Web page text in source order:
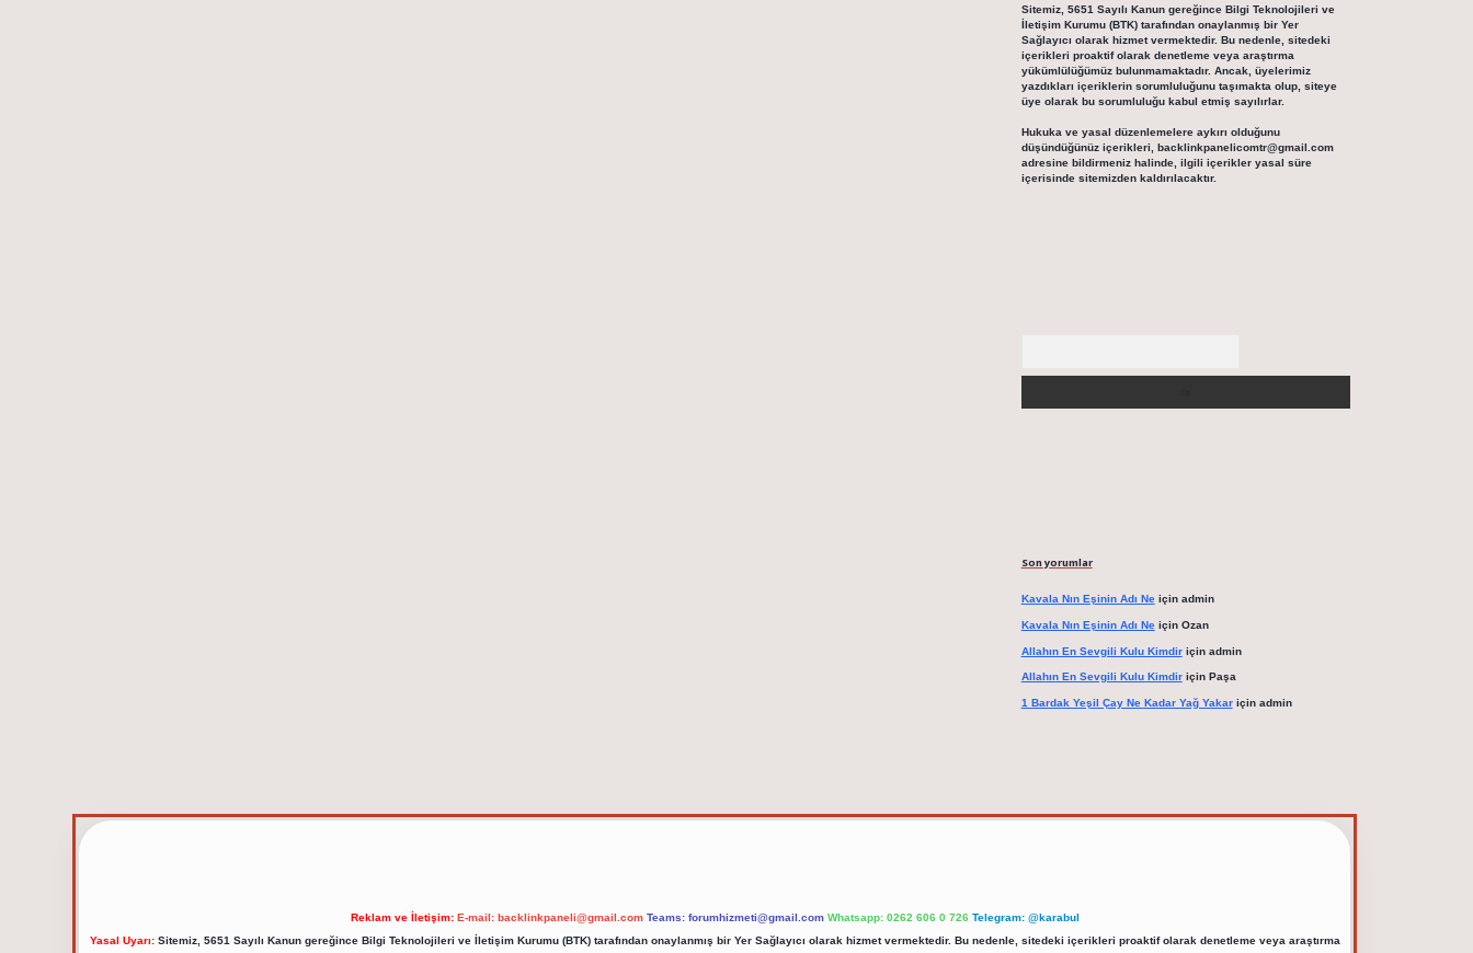
Sitemiz, 5651 Sayılı Kanun gereğince Bilgi Teknolojileri ve
İletişim Kurumu (BTK) tarafından onaylanmış bir Yer
Sağlayıcı olarak hizmet vermektedir. Bu nedenle, sitedeki
içerikleri proaktif olarak denetleme veya araştırma
yükümlülüğümüz bulunmamaktadır. Ancak, üyelerimiz
yazdıkları içeriklerin sorumluluğunu taşımakta olup, siteye
üye olarak bu sorumluluğu kabul etmiş sayılırlar.
Hukuka ve yasal düzenlemelere aykırı olduğunu
düşündüğünüz içerikleri, backlinkpanelicomtr@gmail.com
adresine bildirmeniz halinde, ilgili içerikler yasal süre
içerisinde sitemizden kaldırılacaktır.
Son yorumlar
Kavala Nın Eşinin Adı Neiçin admin
Kavala Nın Eşinin Adı Neiçin Ozan
Allahın En Sevgili Kulu Kimdiriçin admin
Allahın En Sevgili Kulu Kimdiriçin Paşa
1 Bardak Yeşil Çay Ne Kadar Yağ Yakariçin admin
Reklam ve İletişim: E-mail: backlinkpaneli@gmail.com Teams: forumhizmeti@gmail.com Whatsapp: 0262 606 0 726 Telegram: @karabul
Yasal Uyarı:Sitemiz, 5651 Sayılı Kanun gereğince Bilgi Teknolojileri ve İletişim Kurumu (BTK) tarafından onaylanmış bir Yer Sağlayıcı olarak hizmet vermektedir. Bu nedenle, sitedeki içerikleri proaktif olarak denetleme veya araştırma